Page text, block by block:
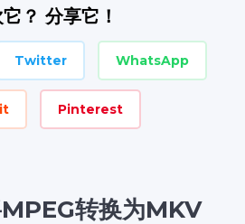
？ 分享它！
Twitter WhatsApp
Pinterest
转换为MKV